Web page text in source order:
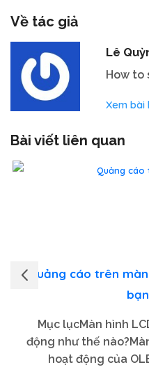
Về tác giả
Lê
How to
Xem bài
Bài viết liên quan
Quảng cáo trên màn
Mục lụcMàn hình
động như thế
hoạt động của